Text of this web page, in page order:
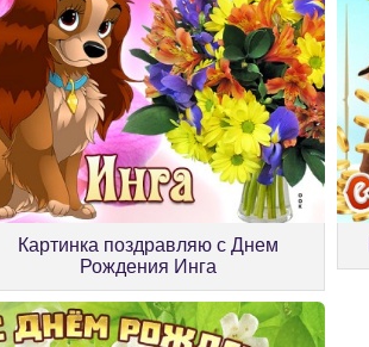
Картинка поздравляю с Днем
Рождения Инга